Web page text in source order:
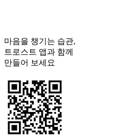
마음을 챙기는 습관,
트로스트 앱과 함께
만들어 보세요